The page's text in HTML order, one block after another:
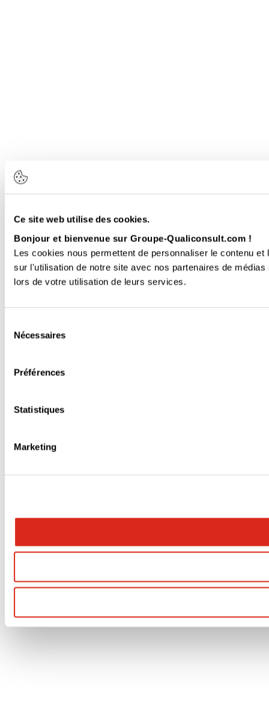
Ce site web utilise des cookies.
Bonjour et bienvenue sur Groupe-Qualiconsult.com !
Les cookies nous permettent de personnaliser le contenu
sur l'utilisation de notre site avec nos partenaires de
lors de votre utilisation de leurs services.
Nécessaires
Préférences
Statistiques
Marketing